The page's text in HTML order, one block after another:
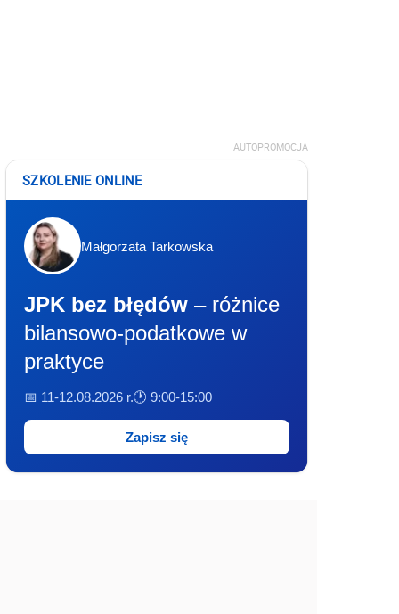
AUTOPROMOCJA
SZKOLENIE ONLINE
Małgorzata Tarkowska
JPK bez błędów – różnice
bilansowo-podatkowe w
praktyce
📅 11-12.08.2026 r.🕐 9:00-15:00
Zapisz się